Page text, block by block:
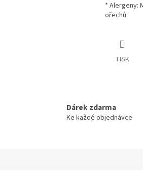
* Alergeny:
ořechů.
TISK
Dárek zdarma
Ke každé objednávce